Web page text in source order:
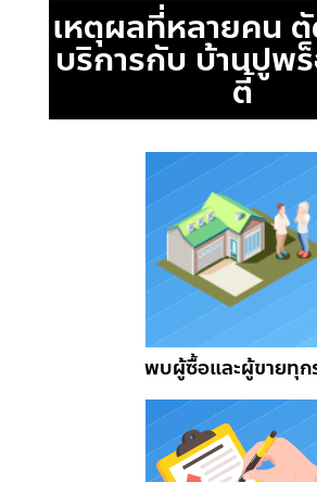
เหตุผลที่หลายคน ตั
บริการกับ บ้านปูพ
ตี้
พบผู้ซื้อและผู้ขายทุก